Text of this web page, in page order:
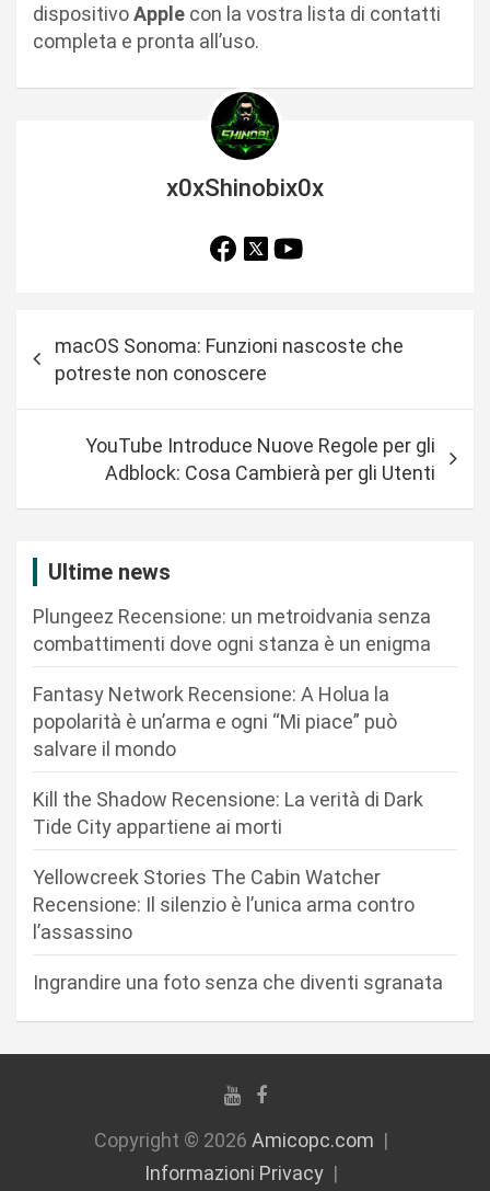
dispositivoApple con la vostra lista di contatti
completa e pronta all’uso.
x0xShinobix0x
a
macOS Sonoma: Funzioni nascoste che
potreste non conoscere
YouTube Introduce Nuove Regole per gli
Adblock: Cosa Cambierà per gli Utenti
Ultime news
Plungeez Recensione: un metroidvania senza
combattimenti dove ogni stanza è un enigma
Fantasy Network Recensione: A Holua la
popolarità è un’arma e ogni “Mi piace” può
salvare il mondo
Kill the Shadow Recensione: La verità di Dark
Tide City appartiene ai morti
Yellowcreek Stories The Cabin Watcher
Recensione: Il silenzio è l’unica arma contro
l’assassino
Ingrandire una foto senza che diventi sgranata
Copyright © 2026 Amicopc.com
Informazioni Privacy